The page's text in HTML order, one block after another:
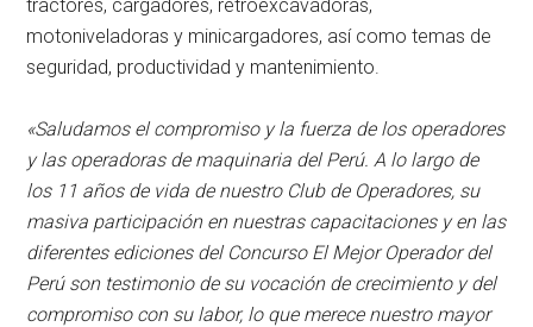
tractores, cargadores, retroexcavadoras,
motoniveladoras y minicargadores, así como temas de
seguridad, productividad y mantenimiento.
«Saludamos el compromiso y la fuerza de los operadores
y las operadoras de maquinaria del Perú. A lo largo de
los 11 años de vida de nuestro Club de Operadores, su
masiva participación en nuestras capacitaciones y en las
diferentes ediciones del Concurso El Mejor Operador del
Perú son testimonio de su vocación de crecimiento y del
compromiso con su labor, lo que merece nuestro mayor